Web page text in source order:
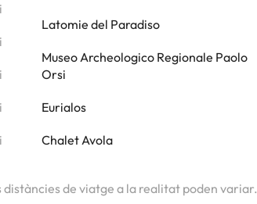
Latomie del Paradiso
Museo Archeologico Regionale Paolo
Orsi
Eurialos
Chalet Avola
de viatge a la realitat poden variar.